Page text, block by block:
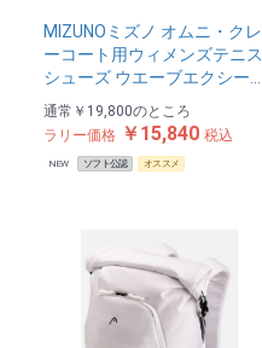
MIZUNOミズノ オムニ・クレ
ーコート用ウィメンズテニス
シューズ ウエーブエクシー…
通常 ￥19,800のところ
ラリー価格￥15,840 税込
NEW ソフト公認 オススメ